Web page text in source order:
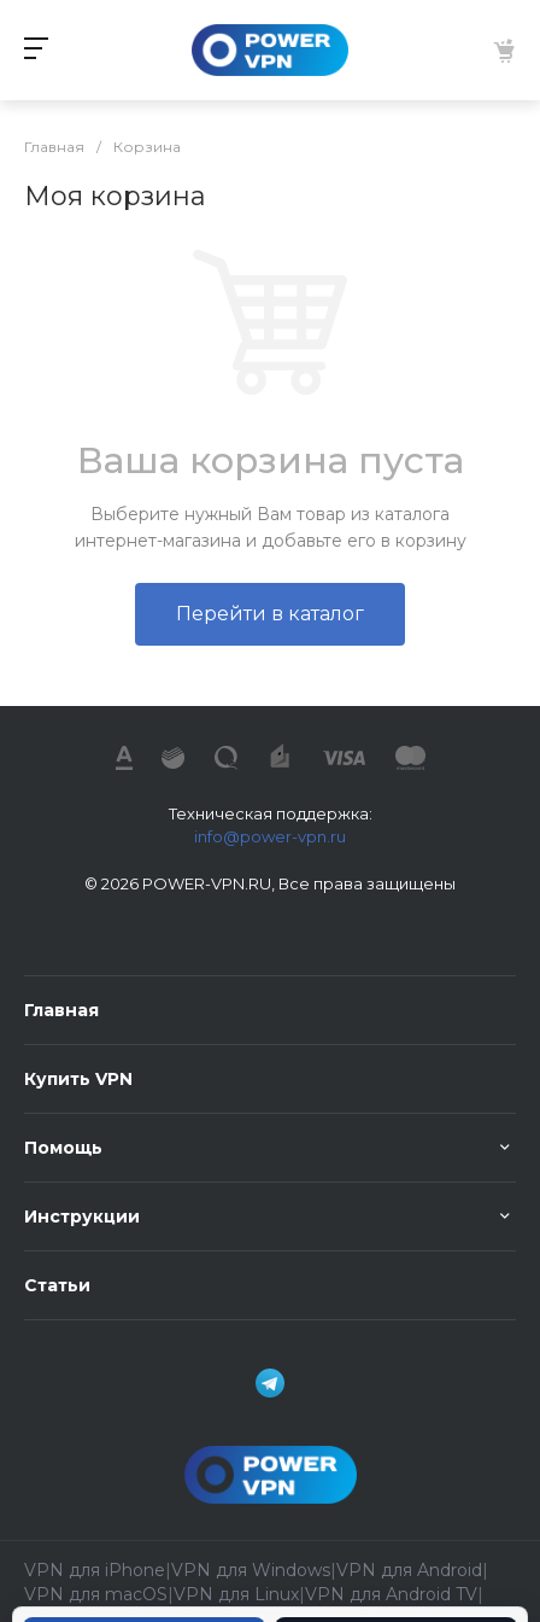
Главная / Корзина
Моя корзина
Ваша корзина пуста
Выберите нужный Вам товар из каталога
интернет-магазина и добавьте его в корзину
Перейти в каталог
Техническая поддержка:
info@power-vpn.ru
© 2026 POWER-VPN.RU, Все права защищены
Главная
Купить VPN
Помощь
Инструкции
Статьи
VPN для iPhone|VPN для Windows|VPN для Android|
VPN для macOS|VPN для Linux|VPN для Android TV|